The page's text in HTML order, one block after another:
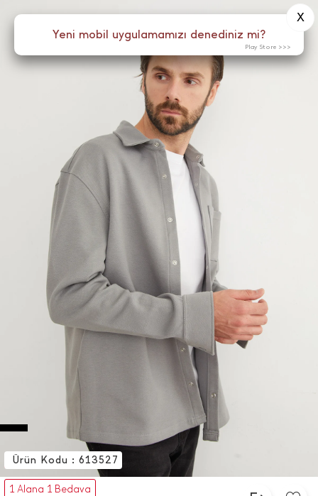
Menü
1 Alana 1 Bedava
%21
Ürün Kodu : 613527
Yeni mobil uygulamamızı denediniz mi?
X
Play Store >>>